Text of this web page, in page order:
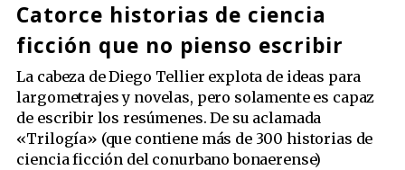
Catorce historias de ciencia
ficción que no pienso escribir
La cabeza de Diego Tellier explota de ideas para
largometrajes y novelas, pero solamente es capaz
de escribir los resúmenes. De su aclamada
«Trilogía» (que contiene más de 300 historias de
ciencia ficción del conurbano bonaerense)